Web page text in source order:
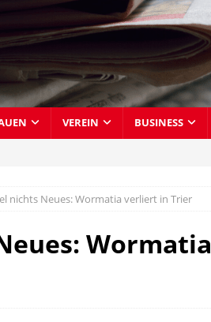
VEREIN BUSINESS
nichts Neues: Wormatia verliert in Trier
Wormatia